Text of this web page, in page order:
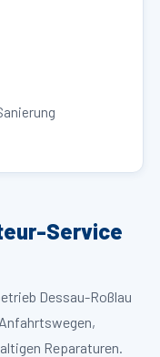
Service
Dessau-Roßlau
Reparaturen.